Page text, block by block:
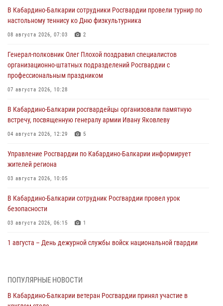
В Кабардино-Балкарии сотрудники Росгвардии провели турнир по
настольному теннису ко Дню физкультурника
08 августа 2026, 07:03 2
Генерал-полковник Олег Плохой поздравил специалистов
организационно-штатных подразделений Росгвардии с
профессиональным праздником
07 августа 2026, 10:28
В Кабардино-Балкарии росгвардейцы организовали памятную
встречу, посвященную генералу армии Ивану Яковлеву
04 августа 2026, 12:29 5
Управление Росгвардии по Кабардино-Балкарии информирует
жителей региона
03 августа 2026, 10:05
В Кабардино‑Балкарии сотрудник Росгвардии провел урок
безопасности
03 августа 2026, 06:15 1
1 августа – День дежурной службы войск национальной гвардии
мировой войне 1914-1918 годов
ПОПУЛЯРНЫЕ НОВОСТИ
В Кабардино-Балкарии ветеран Росгвардии принял участие в